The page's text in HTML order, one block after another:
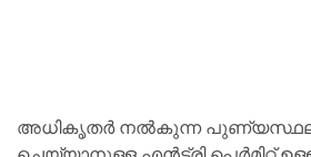
അധികൃതർ നൽകുന്ന